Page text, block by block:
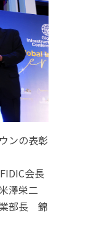
ンの表彰
会長
澤栄二
業部長 錦